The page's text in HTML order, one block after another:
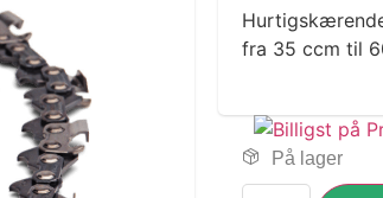
fra 35 ccm til
På lager